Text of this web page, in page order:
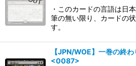
・このカードの言語は日
筆の無い限り、カードの
す。
【JPN/WOE】一巻の終
<0087>